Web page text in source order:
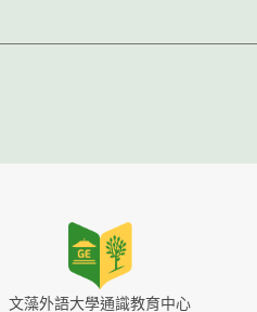
文藻外語大學通識教育中心